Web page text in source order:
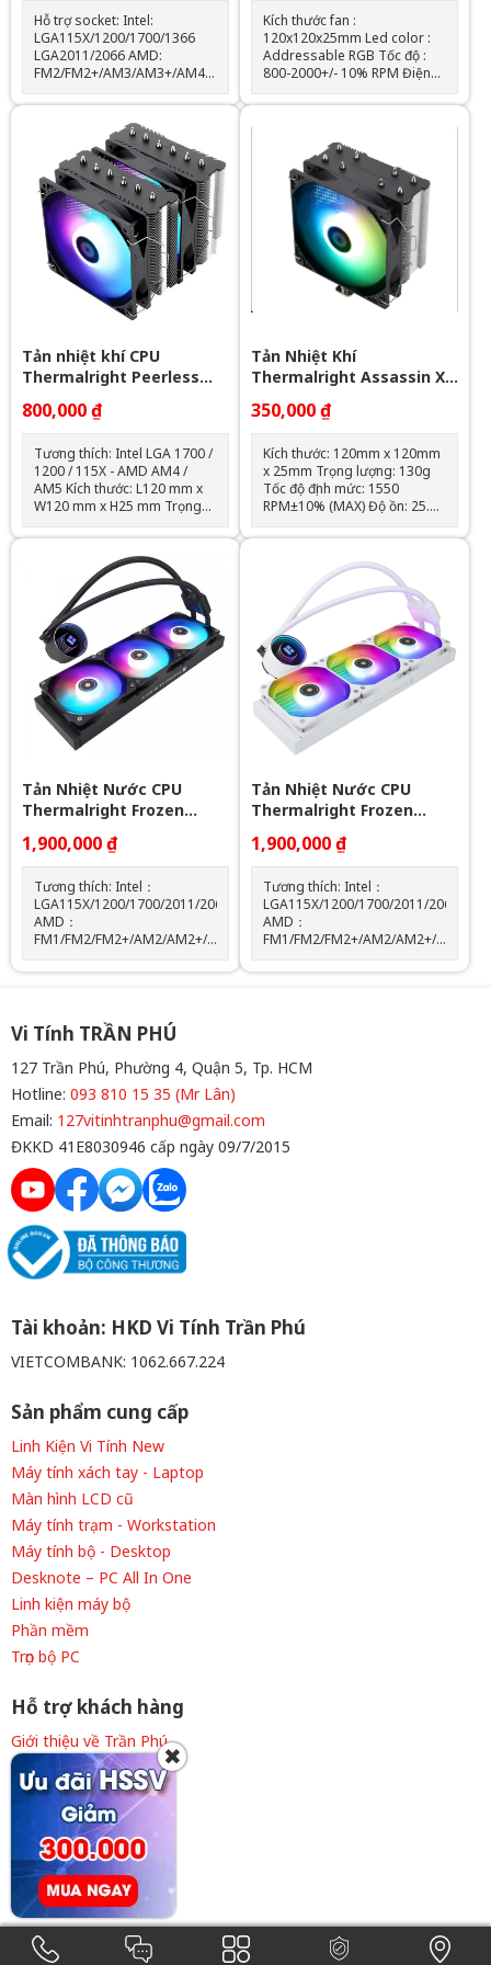
Hỗ trợ socket: Intel:
LGA115X/1200/1700/1366
LGA2011/2066 AMD:
FM2/FM2+/AM3/AM3+/AM4/AM5
Kích thước khối rad:
397*120*60.5mm Kích thước
quạt: 120*120*25mm Tốc độ
quạt: 600-2000RPM +-10%
Lưu lượng gió: 64.3CFM Tuổi
thọ quạt: 40.000 giờ Độ ồn:
31.5dBA Vòng bi: Hydraulic
Tuổi thọ máy bơm: 30.000 giờ
Độ ồn: 30dBA Tốc độ bơm:
2400 +- 10%
Kích thước fan :
120x120x25mm Led color :
Addressable RGB Tốc độ :
800-2000+/- 10% RPM Điện
áp fan : 12v - 0.16A - 1.92W
Điện áp led : 5v - 0.864A -
Pressure : 2.05mmH2O Bộ 3
fan kèm theo hub điều khiển
và remote
Tản nhiệt khí CPU
Thermalright Peerless
Assassin 120 SE ARGB
(Đen, 2 Tháp)
800,000 ₫
Tương thích: Intel LGA 1700 /
1200 / 115X - AMD AM4 /
AM5 Kích thước: L120 mm x
W120 mm x H25 mm Trọng
lượng: 120g Tốc độ định mức:
1550 RPM ± 10% (MAX) Mức
ồn: 25,6 dBA Lưu lượng
không khí: 66,17 CFM (MAX)
Áp suất không khí: 1,53mm
H2O (MAX) Ampe: 0.20 A Đầu
nối: 4 Pin (Đầu nối quạt PWM)
Đầu nối ARGB sync main
board: 3 PIN 5V ( sản phẩm
không kèm theo hub điều
khiển led) Loại vòng bi: Vòng
bi S-FDB
Tản Nhiệt Khí
Thermalright Assassin X
120 Refined SE RGB V2
350,000 ₫
Kích thước: 120mm x 120mm
x 25mm Trọng lượng: 130g
Tốc độ định mức: 1550
RPM±10% (MAX) Độ ồn: 25.6
dBA Lưu lượng không khí:
66,17 CFM (MAX) Áp suất
không khí: 1.53mm H2O
4 chân (đầu nối quạt PWM)
Loại vòng bi: Vòng bi S-FDB
Tản Nhiệt Nước CPU
Thermalright Frozen
Notte 360 BLACK ARGB
1,900,000 ₫
Tương thích: Intel：
LGA115X/1200/1700/2011/2066
AMD：
FM1/FM2/FM2+/AM2/AM2+/AM3/AM3+/AM4/AM5
Kích thước máy bơm: W72
mm x D72 mm x H54 mm Tốc
Độ ồn của máy bơm: 28 dBA
Màu sắc: BLACK
Tản Nhiệt Nước CPU
Thermalright Frozen
Notte 360 WHITE ARGB
1,900,000 ₫
Tương thích: Intel：
LGA115X/1200/1700/2011/2066
AMD：
FM1/FM2/FM2+/AM2/AM2+/AM3/
Kích thước máy bơm: W72
mm x D72 mm x H54 mm Tốc
Vi Tính TRẦN PHÚ
127 Trần Phú, Phường 4, Quận 5, Tp. HCM
Hotline: 093 810 15 35 (Mr Lân)
Email: 127vitinhtranphu@gmail.com
ĐKKD 41E8030946 cấp ngày 09/7/2015
Tài khoản: HKD Vi Tính Trần Phú
VIETCOMBANK: 1062.667.224
Sản phẩm cung cấp
Linh Kiện Vi Tính New
Máy tính xách tay - Laptop
Màn hình LCD cũ
Máy tính trạm - Workstation
Máy tính bộ - Desktop
Desknote – PC All In One
Linh kiện máy bộ
Phần mềm
Trọn bộ PC
Hỗ trợ khách hàng
Giới thiệu về Trần Phú
Thông tin tuyển dụng
Liên hệ cửa hàng
Chính sách thanh toán
Chính sách giao hàng
Chính sách bảo hành
Điều khoản sử dụng
ĐKKD 41E8030946 cấp ngày 09/7/2015. Copyright © 2015
0908.101.535 0938.101.535
✖